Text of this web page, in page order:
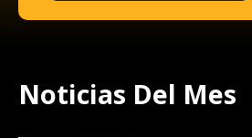
Noticias Del Mes